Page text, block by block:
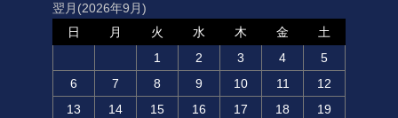
翌月(2026年9月)
日
月 火 水 木 金
土
1
2 3 4
5
6
7 8 9 10 11
12
13
14 15 16 17 18
19